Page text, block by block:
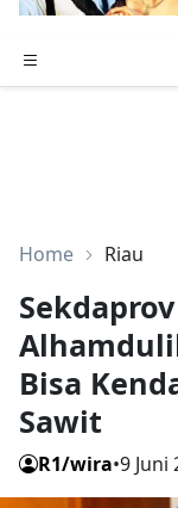
Home Riau
Bisa
Sawit
R1/wira•9 Juni